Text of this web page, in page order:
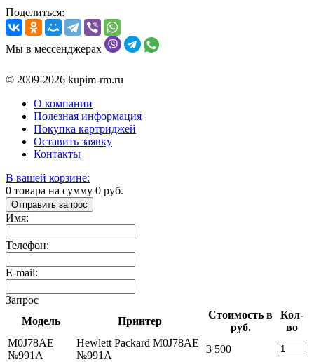
Поделиться:
Мы в мессенджерах
© 2009-2026 kupim-rm.ru
О компании
Полезная информация
Покупка картриджей
Оставить заявку
Контакты
В вашей корзине:
0 товара на сумму 0 руб.
Отправить запрос
Имя:
Телефон:
E-mail:
Запрос
Модель
Принтер
Стоимость в
руб.
Кол-
во
M0J78AE
№991A
Hewlett Packard M0J78AE
№991A
3 500